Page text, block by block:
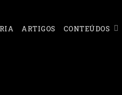
ARTIGOS CONTEÚDOS